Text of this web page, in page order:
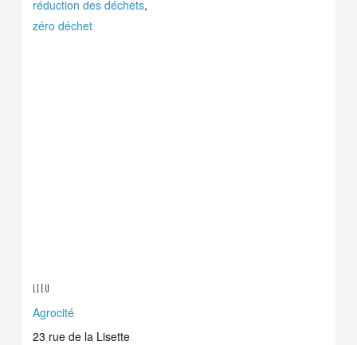
réduction des déchets,
zéro déchet
LIEU
Agrocité
23 rue de la Lisette